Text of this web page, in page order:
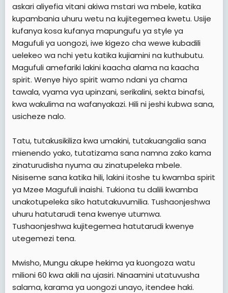
askari aliyefia vitani akiwa mstari wa mbele, katika
kupambania uhuru wetu na kujitegemea kwetu. Usije
kufanya kosa kufanya mapungufu ya style ya
Magufuli ya uongozi, iwe kigezo cha wewe kubadili
uelekeo wa nchi yetu katika kujiamini na kuthubutu.
Magufuli amefariki lakini kaacha alama na kaacha
spirit. Wenye hiyo spirit wamo ndani ya chama
tawala, vyama vya upinzani, serikalini, sekta binafsi,
kwa wakulima na wafanyakazi. Hili ni jeshi kubwa sana,
usicheze nalo.
Tatu, tutakusikiliza kwa umakini, tutakuangalia sana
mienendo yako, tutatizama sana namna zako kama
zinaturudisha nyuma au zinatupeleka mbele.
Nisiseme sana katika hili, lakini itoshe tu kwamba spirit
ya Mzee Magufuli inaishi. Tukiona tu dalili kwamba
unakotupeleka siko hatutakuvumilia. Tushaonjeshwa
uhuru hatutarudi tena kwenye utumwa.
Tushaonjeshwa kujitegemea hatutarudi kwenye
utegemezi tena.
Mwisho, Mungu akupe hekima ya kuongoza watu
milioni 60 kwa akili na ujasiri. Ninaamini utatuvusha
salama, karama ya uongozi unayo, itendee haki.